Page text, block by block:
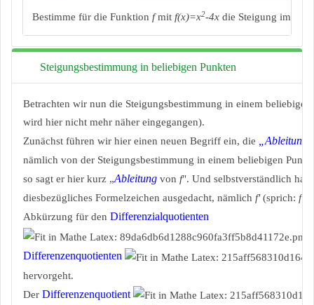
Bestimme für die Funktion fmit f(x)=x2-4x die Steigung im
Steigungsbestimmung in beliebigen Punkten
Betrachten wir nun die Steigungsbestimmung in einem
wird hier nicht mehr näher eingegangen).
Zunächst führen wir hier einen neuen Begriff ein, die
„Ableitung“
nämlich von der Steigungsbestimmung in einem beliebigen
so sagt er hier kurz „Ableitung von f". Und selbstverständlich hat
diesbezügliches Formelzeichen ausgedacht, nämlich f'(sprich: f
Abkürzung für den Differenzialquotienten
Differenzenquotienten
hervorgeht.
Der Differenzenquotient